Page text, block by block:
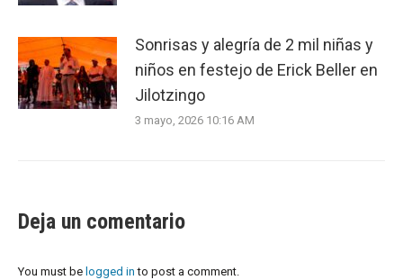
Sonrisas y alegría de 2 mil niñas y
niños en festejo de Erick Beller en
Jilotzingo
3 mayo, 2026 10:16 AM
Deja un comentario
You must be logged in to post a comment.